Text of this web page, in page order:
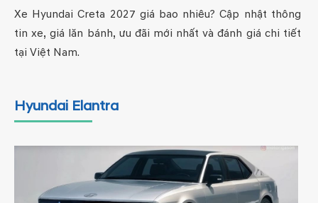
Xe Hyundai Creta 2027 giá bao nhiêu? Cập nhật thông
tin xe, giá lăn bánh, ưu đãi mới nhất và đánh giá chi tiết
tại Việt Nam.
Hyundai Elantra